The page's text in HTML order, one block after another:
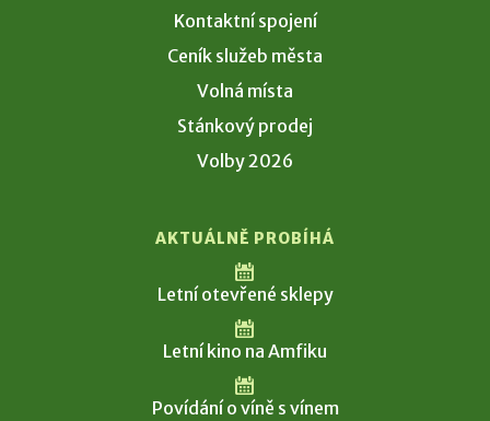
Kontaktní spojení
Ceník služeb města
Volná místa
Stánkový prodej
Volby 2026
AKTUÁLNĚ PROBÍHÁ
Letní otevřené sklepy
Letní kino na Amfiku
Povídání o víně s vínem